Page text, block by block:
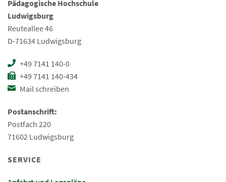
Pädagogische Hochschule
Ludwigsburg
Reuteallee 46
D-71634 Ludwigsburg
+49 7141 140-0
+49 7141 140-434
Mail schreiben
Postanschrift:
Postfach 220
71602 Ludwigsburg
SERVICE